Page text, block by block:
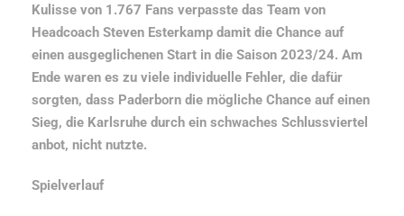
Kulisse von 1.767 Fans verpasste das Team von
Headcoach Steven Esterkamp damit die Chance auf
einen ausgeglichenen Start in die Saison 2023/24. Am
Ende waren es zu viele individuelle Fehler, die dafür
sorgten, dass Paderborn die mögliche Chance auf einen
Sieg, die Karlsruhe durch ein schwaches Schlussviertel
anbot, nicht nutzte.
Spielverlauf